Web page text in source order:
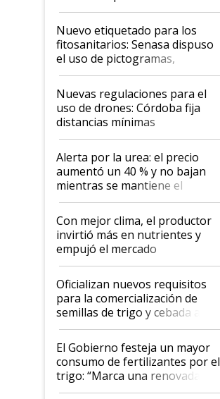
productividad en la campaña
fina
Nuevo etiquetado para los
fitosanitarios: Senasa dispuso
el uso de pictogramas,
palabras de advertencia e
indicaciones
Nuevas regulaciones para el
uso de drones: Córdoba fija
distancias mínimas
Alerta por la urea: el precio
aumentó un 40 % y no bajan
mientras se mantiene el
conflicto en Medio Oriente
Con mejor clima, el productor
invirtió más en nutrientes y
empujó el mercado
Oficializan nuevos requisitos
para la comercialización de
semillas de trigo y cebada a
granel
El Gobierno festeja un mayor
consumo de fertilizantes por el
trigo: “Marca una renovada
confianza de los productores”